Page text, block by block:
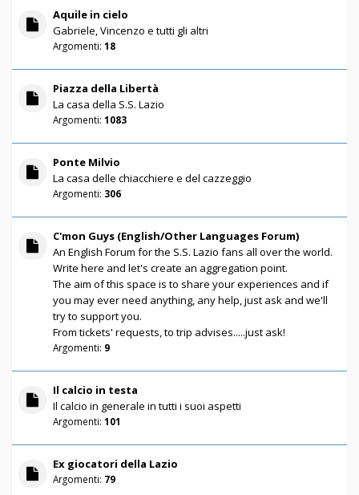
Aquile in cielo
Gabriele, Vincenzo e tutti gli altri
Argomenti: 18
Piazza della Libertà
La casa della S.S. Lazio
Argomenti: 1083
Ponte Milvio
La casa delle chiacchiere e del cazzeggio
Argomenti: 306
C'mon Guys (English/Other Languages Forum)
An English Forum for the S.S. Lazio fans all over the world.
Write here and let's create an aggregation point.
The aim of this space is to share your experiences and if
you may ever need anything, any help, just ask and we'll
try to support you.
From tickets' requests, to trip advises.....just ask!
Argomenti: 9
Il calcio in testa
Il calcio in generale in tutti i suoi aspetti
Argomenti: 101
Ex giocatori della Lazio
Argomenti: 79